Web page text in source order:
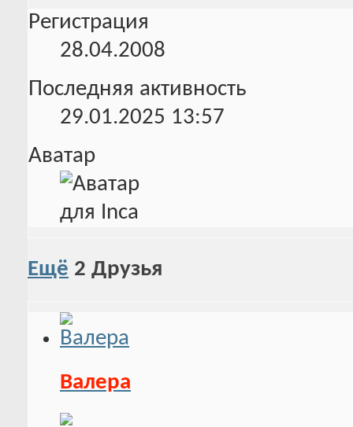
Регистрация
28.04.2008
Последняя активность
29.01.2025 13:57
Аватар
Ещё 2 Друзья
Валера